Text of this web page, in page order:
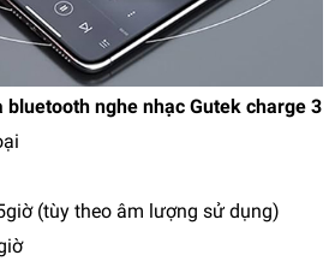
nghe nhạc Gutek charge 3
(tùy theo âm lượng sử dụng)